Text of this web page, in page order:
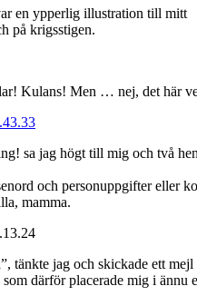
en ypperlig illustration till mitt
på krigsstigen.
Kulans! Men … nej, det här
sa jag högt till mig och två
och personuppgifter eller
mamma.
tänkte jag och skickade ett
därför placerade mig i